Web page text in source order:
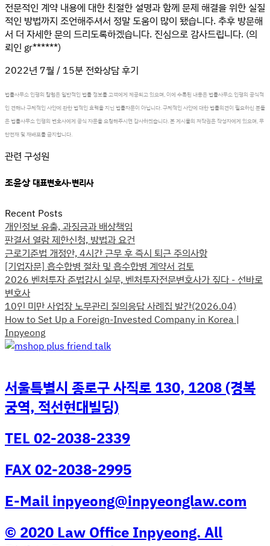
전문적인 계약 내용에 대한 친절한 설명과 함께 문제 해결을 위한 실질
적인 방법까지 조언해주셔서 정말 도움이 많이 됐습니다. 추후 방문해
서 더 자세한 문의 드리도록하겠습니다. 진심으로 감사드립니다. (의
뢰인 gr******)
2022년 7월 / 15분 전화상담 후기
법률사무소 인평의 칼럼은 일반적인 법률 정보를 고객에게 제공되고 있으며, 이에 수록된 내용은 법률사무소 인평의 공식적
인 견해나 구체적인 사안에 관한 법적인 효력을 지닌 법률자문이 아닙니다. 구체적인 사안에 대한 법률의견이 필요하신 분들
은 법률사무소 인평의 변호사에게 공식 자문을 요청해주시면 감사하겠습니다. 본 게시물의 저작권은 작성자에게 있으며, 무
단전재 및 재배포를 금지합니다.
관련 구성원
조윤상대표변호사·변리사
Recent Posts
개인정보 유출, 과징금과 배상책임
판결서 열람 제한신청, 방법과 요건
근로기준법 개정안, 4시간 근무 후 즉시 퇴근 주의사항
[기업자문] 흡수합병 절차 및 흡수합병 계약서 검토
2026 벤처투자 준법감시 실무, 벤처투자전문변호사가 짚다 - 선바로
변호사
10인 미만 사업장 노무관리 질의응답 사례집 발간(2026.04)
How to Set Up a Foreign-Invested Company in Korea |
Inpyeong
서울특별시 종로구 사직로 130, 1208 (경복
궁역, 적선현대빌딩)
TEL 02-2038-2339
FAX 02-2038-2995
E-Mail inpyeong@inpyeonglaw.com
© 2020 Law Office Inpyeong. All